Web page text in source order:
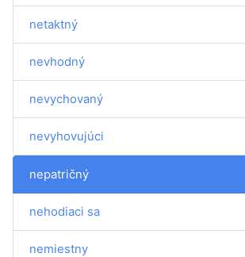
netaktný
nevhodný
nevychovaný
nevyhovujúci
nepatričný
nehodiaci sa
nemiestny